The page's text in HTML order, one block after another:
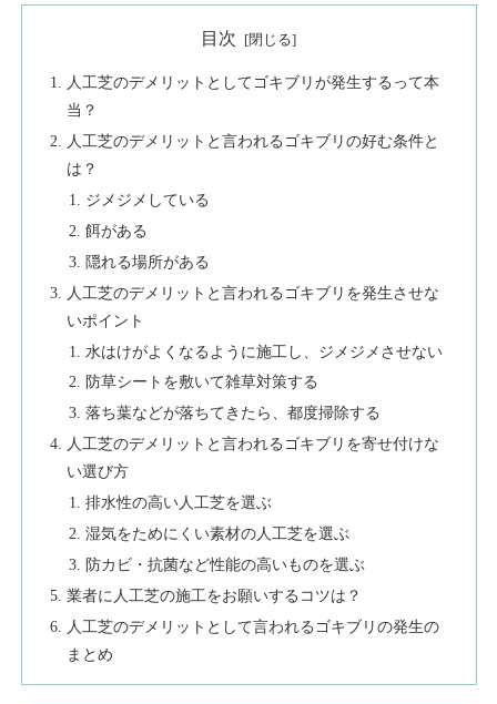
目次
人工芝のデメリットとしてゴキブリが発生するって本
当？
人工芝のデメリットと言われるゴキブリの好む条件と
は？
ジメジメしている
餌がある
隠れる場所がある
人工芝のデメリットと言われるゴキブリを発生させな
いポイント
水はけがよくなるように施工し、ジメジメさせない
防草シートを敷いて雑草対策する
落ち葉などが落ちてきたら、都度掃除する
人工芝のデメリットと言われるゴキブリを寄せ付けな
い選び方
排水性の高い人工芝を選ぶ
湿気をためにくい素材の人工芝を選ぶ
防カビ・抗菌など性能の高いものを選ぶ
業者に人工芝の施工をお願いするコツは？
人工芝のデメリットとして言われるゴキブリの発生の
まとめ